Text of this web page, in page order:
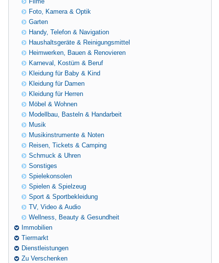
Foto, Kamera & Optik
Garten
Handy, Telefon & Navigation
Haushaltsgeräte & Reinigungsmittel
Heimwerken, Bauen & Renovieren
Karneval, Kostüm & Beruf
Kleidung für Baby & Kind
Kleidung für Damen
Kleidung für Herren
Möbel & Wohnen
Modellbau, Basteln & Handarbeit
Musik
Musikinstrumente & Noten
Reisen, Tickets & Camping
Schmuck & Uhren
Sonstiges
Spielekonsolen
Spielen & Spielzeug
Sport & Sportbekleidung
TV, Video & Audio
Wellness, Beauty & Gesundheit
Immobilien
Tiermarkt
Dienstleistungen
Zu Verschenken